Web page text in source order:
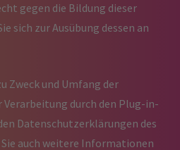
gegen die Bildung dieser
sich zur Ausübung dessen an
Zweck und Umfang der
durch den Plug-in-
Datenschutzerklärungen des
auch weitere Informationen